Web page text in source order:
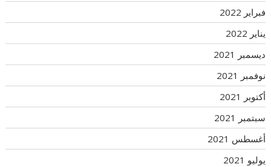
فبراير 2022
يناير 2022
ديسمبر 2021
نوفمبر 2021
أكتوبر 2021
سبتمبر 2021
أغسطس 2021
يوليو 2021